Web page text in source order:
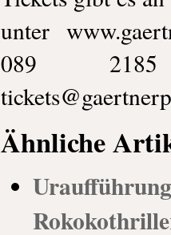
unter
089
Ähnliche